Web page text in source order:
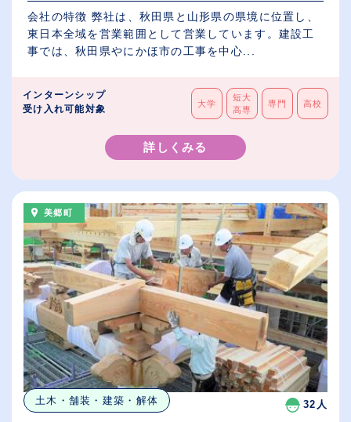
会社の特徴 弊社は、秋田県と山形県の県境に位置し、
東日本全域を営業範囲として営業しています。建設工
事では、秋田県やにかほ市の工事を中心...
インターンシップ
受け入れ可能対象
大学
短大
高専
専門 高校
詳しくみる
美郷町
土木・舗装・建築・解体 32人